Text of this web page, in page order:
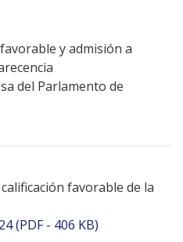
y admisión a
del Parlamento de
favorable de la
(PDF - 406 KB)